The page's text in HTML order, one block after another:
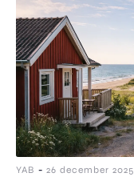
YAB - 26 december 2025